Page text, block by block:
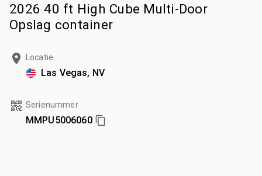
2026 40 ft High Cube Multi-Door
Opslag container
Locatie
Las Vegas, NV
Serienummer
MMPU5006060